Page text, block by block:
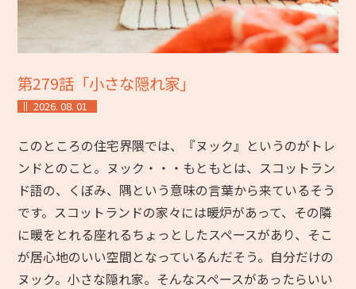
第279話「小さな隠れ家」
2026. 08. 01
このところの住宅界隈では、『ヌック』というのがトレ
ンドとのこと。ヌック・・・もともとは、スコットラン
ド語の、くぼみ、隅という意味の言葉から来ているそう
です。スコットランドの家々には暖炉があって、その隣
に暖をとれる座れるちょっとしたスペースがあり、そこ
が居心地のいい空間となっているんだそう。自分だけの
ヌック。小さな隠れ家。そんなスペースがあったらいい